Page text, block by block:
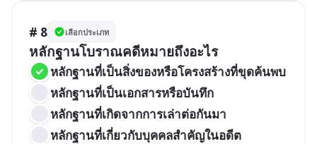
# 8 เลือกประเภท
หลักฐานโบราณคดีหมายถึงอะไร
หลักฐานที่เป็นสิ่งของหรือโครงสร้างที่ขุดค้นพบ
หลักฐานที่เป็นเอกสารหรือบันทึก
หลักฐานที่เกิดจากการเล่าต่อกันมา
หลักฐานที่เกี่ยวกับบุคคลสำคัญในอดีต